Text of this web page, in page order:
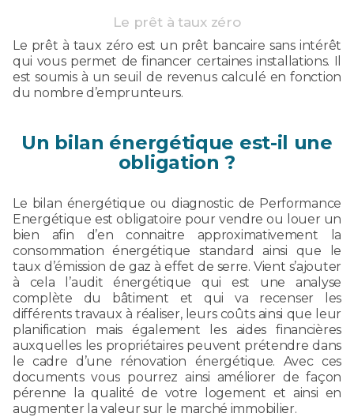
Le prêt à taux zéro
Le prêt à taux zéro est un prêt bancaire sans intérêt
qui vous permet de financer certaines installations. Il
est soumis à un seuil de revenus calculé en fonction
du nombre d’emprunteurs.
Un bilan énergétique est-il une
obligation ?
Le bilan énergétique ou diagnostic de Performance
Energétique est obligatoire pour vendre ou louer un
bien afin d’en connaitre approximativement la
consommation énergétique standard ainsi que le
taux d’émission de gaz à effet de serre. Vient s’ajouter
à cela l’audit énergétique qui est une analyse
complète du bâtiment et qui va recenser les
différents travaux à réaliser, leurs coûts ainsi que leur
planification mais également les aides financières
auxquelles les propriétaires peuvent prétendre dans
le cadre d’une rénovation énergétique. Avec ces
documents vous pourrez ainsi améliorer de façon
pérenne la qualité de votre logement et ainsi en
augmenter la valeur sur le marché immobilier.